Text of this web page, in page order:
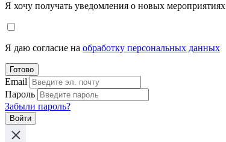
Я хочу получать уведомления о новых мероприятиях
Я даю согласие на обработку персональных данных
Готово
Email
Пароль
Забыли пароль?
Войти